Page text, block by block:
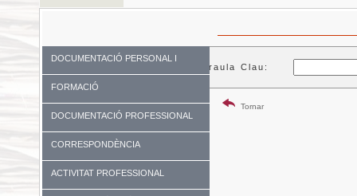
DOCUMENTACIÓ PERSONAL I
FAMILIAR
FORMACIÓ
DOCUMENTACIÓ PROFESSIONAL
CORRESPONDÈNCIA
ACTIVITAT PROFESSIONAL
Paraula Clau:
Tornar